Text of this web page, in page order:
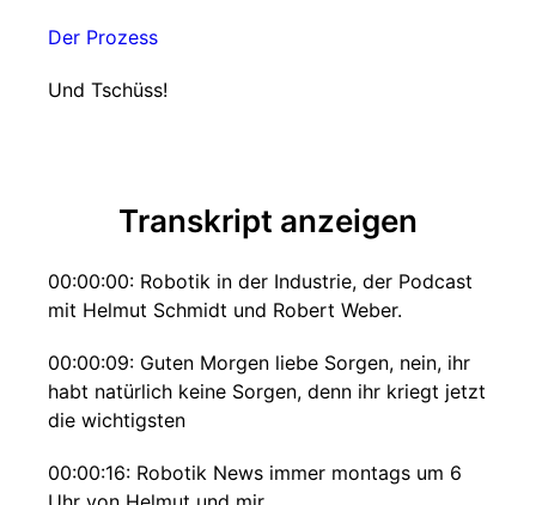
Der Prozess
Und Tschüss!
Transkript anzeigen
00:00:00: Robotik in der Industrie, der Podcast
mit Helmut Schmidt und Robert Weber.
00:00:09: Guten Morgen liebe Sorgen, nein, ihr
habt natürlich keine Sorgen, denn ihr kriegt jetzt
die wichtigsten
00:00:16: Robotik News immer montags um 6